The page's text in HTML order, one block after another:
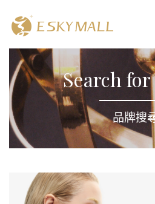
Search
品牌搜